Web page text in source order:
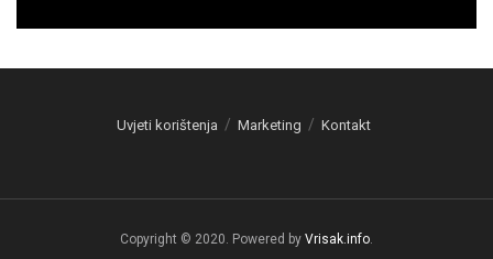
Uvjeti korištenja Marketing Kontakt
Copyright © 2020. Powered by Vrisak.info.